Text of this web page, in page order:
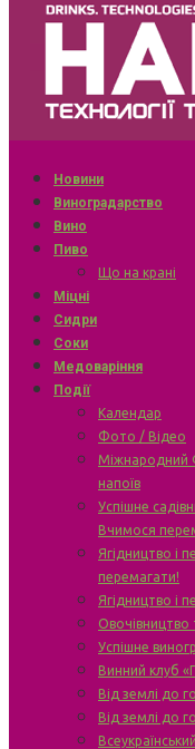
Новини
Виноградарство
Вино
Пиво
Що на крані
Міцні
Сидри
Соки
Медоваріння
Події
Календар
Фото / Відео
Міжнародний
напоїв
Успішне
Вчимося
Ягідництво і
перемагати!
Ягідництво і
Овочівництво
Успішне
Винний клуб
Від землі до
Від землі до